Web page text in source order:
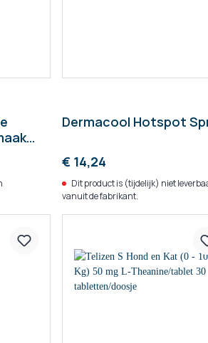
Dermacool Hotspot
€ 14,24
Dit product is (tijdelijk) niet
vanuit de fabrikant.